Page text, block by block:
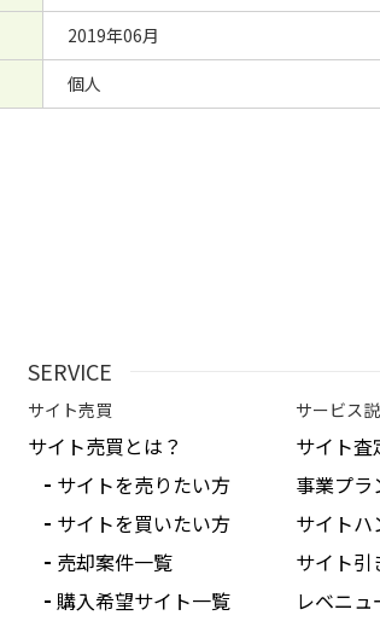
2019年06月
個人
SERVICE
サイト売買
サイト売買とは？
サイトを売りたい方
サイトを買いたい方
売却案件一覧
購入希望サイト一覧
サービス
サイト査
事業プラ
サイトハ
サイト引
レベニ